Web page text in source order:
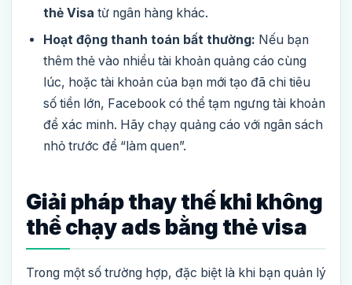
thẻ Visa từ ngân hàng khác.
Hoạt động thanh toán bất thường: Nếu bạn
thêm thẻ vào nhiều tài khoản quảng cáo cùng
lúc, hoặc tài khoản của bạn mới tạo đã chi tiêu
số tiền lớn, Facebook có thể tạm ngưng tài khoản
để xác minh. Hãy chạy quảng cáo với ngân sách
nhỏ trước để “làm quen”.
Giải pháp thay thế khi không
thể chạy ads bằng thẻ visa
Trong một số trường hợp, đặc biệt là khi bạn quản lý